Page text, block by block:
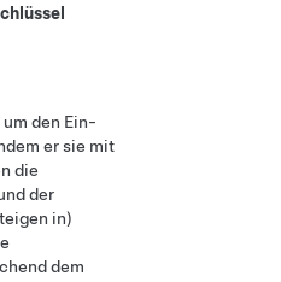
den Ein-
er sie mit
die
der
in)
dem